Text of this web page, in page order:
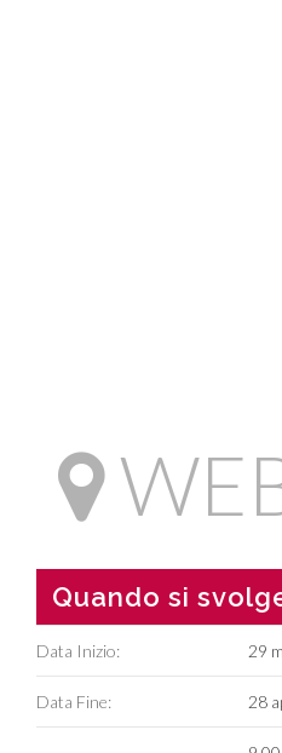
Quando si
Data Inizio: 29
Data Fine: 28